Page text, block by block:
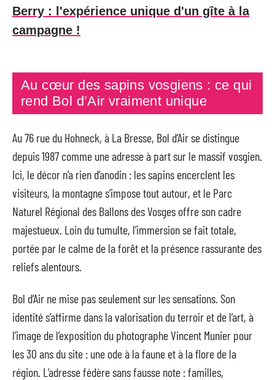
Berry : l'expérience unique d'un gîte à la
campagne !
Au cœur des sapins vosgiens : ce qui
rend Bol d’Air vraiment unique
Au 76 rue du Hohneck, à La Bresse, Bol d’Air se distingue
depuis 1987 comme une adresse à part sur le massif vosgien.
Ici, le décor n’a rien d’anodin : les sapins encerclent les
visiteurs, la montagne s’impose tout autour, et le Parc
Naturel Régional des Ballons des Vosges offre son cadre
majestueux. Loin du tumulte, l’immersion se fait totale,
portée par le calme de la forêt et la présence rassurante des
reliefs alentours.
Bol d’Air ne mise pas seulement sur les sensations. Son
identité s’affirme dans la valorisation du terroir et de l’art, à
l’image de l’exposition du photographe Vincent Munier pour
les 30 ans du site : une ode à la faune et à la flore de la
région. L’adresse fédère sans fausse note : familles,